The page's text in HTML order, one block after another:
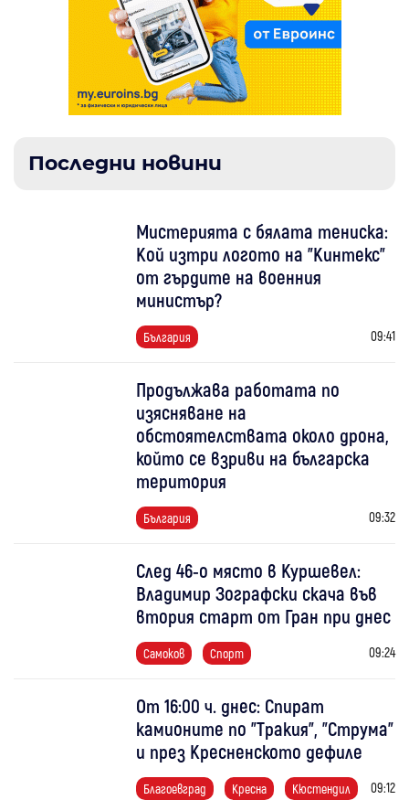
Последни новини
Мистерията с бялата тениска:
Кой изтри логото на "Кинтекс"
от гърдите на военния
министър?
България 09:41
Продължава работата по
изясняване на
обстоятелствата около дрона,
който се взриви на българска
територия
България 09:32
След 46-о място в Куршевел:
Владимир Зографски скача във
втория старт от Гран при днес
Самоков Спорт 09:24
От 16:00 ч. днес: Спират
камионите по "Тракия", "Струма"
и през Кресненското дефиле
Благоевград Кресна Кюстендил 09:12